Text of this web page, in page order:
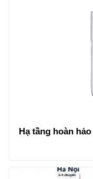
Hạ tầng hoàn